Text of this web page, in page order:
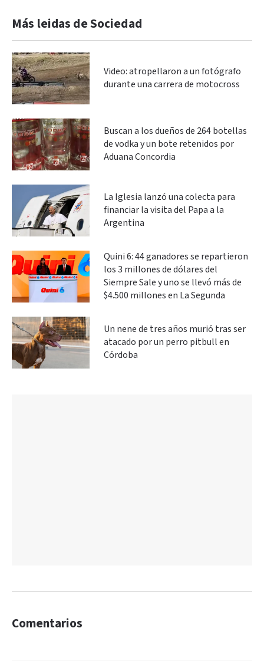
Más leidas de Sociedad
Video: atropellaron a un fotógrafo
durante una carrera de motocross
Buscan a los dueños de 264 botellas
de vodka y un bote retenidos por
Aduana Concordia
La Iglesia lanzó una colecta para
financiar la visita del Papa a la
Argentina
Quini 6: 44 ganadores se repartieron
los 3 millones de dólares del
Siempre Sale y uno se llevó más de
$4.500 millones en La Segunda
Un nene de tres años murió tras ser
atacado por un perro pitbull en
Córdoba
Comentarios